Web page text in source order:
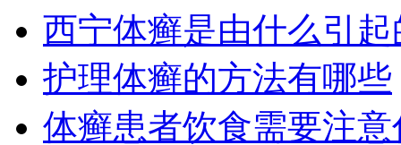
西宁体癣是由什么引起
护理体癣的方法有哪些
体癣患者饮食需要注意